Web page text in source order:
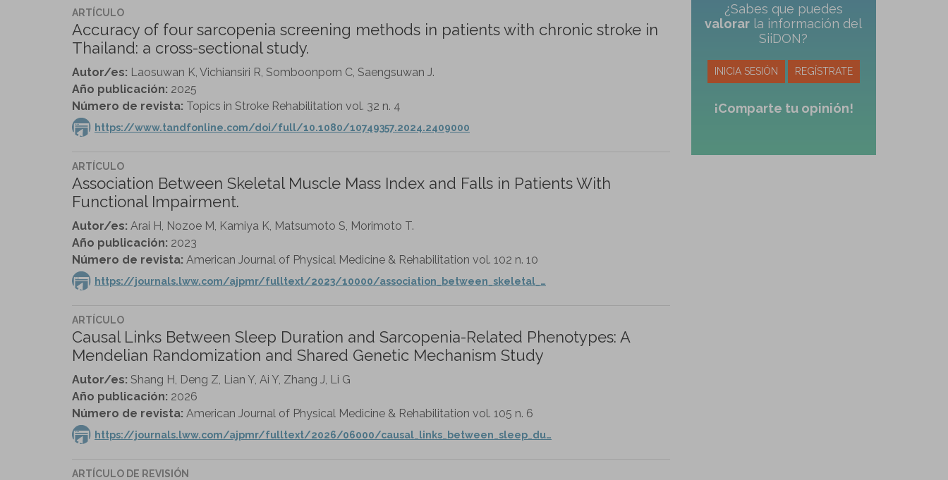
ARTÍCULO
Accuracy of four sarcopenia screening methods in patients with chronic stroke in
Thailand: a cross-sectional study.
Autor/es: Laosuwan K, Vichiansiri R, Somboonporn C, Saengsuwan J.
Año publicación: 2025
Número de revista: Topics in Stroke Rehabilitation vol. 32 n. 4
https://www.tandfonline.com/doi/full/10.1080/10749357.2024.2409000
ARTÍCULO
Association Between Skeletal Muscle Mass Index and Falls in Patients With
Functional Impairment.
Autor/es: Arai H, Nozoe M, Kamiya K, Matsumoto S, Morimoto T.
Año publicación: 2023
Número de revista: American Journal of Physical Medicine & Rehabilitation vol. 102 n. 10
https://journals.lww.com/ajpmr/fulltext/2023/10000/association_between_skeletal_…
ARTÍCULO
Causal Links Between Sleep Duration and Sarcopenia-Related Phenotypes: A
Mendelian Randomization and Shared Genetic Mechanism Study
Autor/es: Shang H, Deng Z, Lian Y, Ai Y, Zhang J, Li G
Año publicación: 2026
Número de revista: American Journal of Physical Medicine & Rehabilitation vol. 105 n. 6
https://journals.lww.com/ajpmr/fulltext/2026/06000/causal_links_between_sleep_du…
ARTÍCULO DE REVISIÓN
¿Sabes que puedes
valorar la información del
SiiDON?
INICIA SESIÓN REGÍSTRATE
¡Comparte tu opinión!